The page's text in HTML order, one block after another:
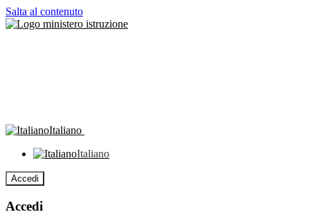
Salta al contenuto
Italiano
Italiano
Accedi
Accedi